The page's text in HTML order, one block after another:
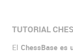
TUTORIAL
El ChessBase es